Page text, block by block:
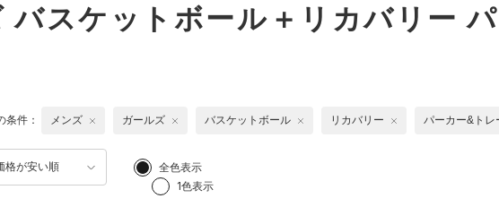
バスケットボール＋リカバリー
格が安い順
全色表示
1色表示
条件： メンズ ガールズ バスケットボール リカバリー パーカー&トレ